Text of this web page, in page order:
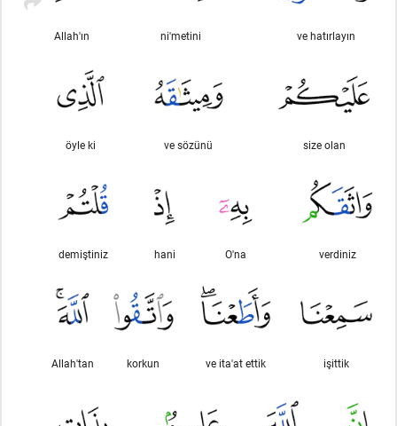
ve hatırlayın
ni'metini
Allah'ın
size olan
ve sözünü
öyle ki
verdiniz
O'na
hani
demiştiniz
işittik
ve ita'at ettik
korkun
Allah'tan